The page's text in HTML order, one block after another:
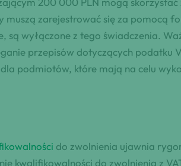
muszą zarejestrować się za pomocą
są wyłączone z tego świadczenia.
przepisów dotyczących podatku
podmiotów, które mają na celu
do zwolnienia ujawnia
kwalifikowalności do zwolnienia z